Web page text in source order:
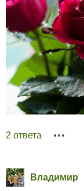
2 ответа
Владимир